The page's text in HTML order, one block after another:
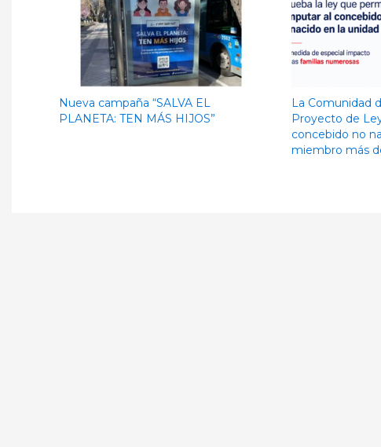
Nueva campaña “SALVA EL
PLANETA: TEN MÁS HIJOS”
La Comunidad
Proyecto de
concebido no
miembro más